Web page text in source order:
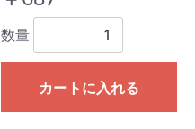
数量
カートに入れる